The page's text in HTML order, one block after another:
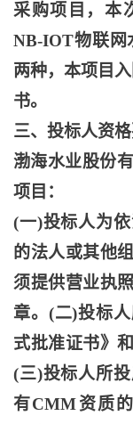
采购项目，本
NB-IOT物联网
两种，本项目
书。
三、投标人资
渤海水业股份
项目：
(一)投标人为
的法人或其他
须提供营业执
章。(二)投标
式批准证书》
(三)投标人所
有CMM资质